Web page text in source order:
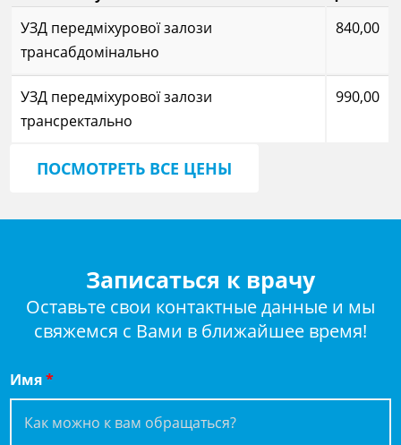
УЗД передміхурової залози
трансабдомінально
840,00
УЗД передміхурової залози
трансректально
990,00
ПОСМОТРЕТЬ ВСЕ ЦЕНЫ
Записаться к врачу
Оставьте свои контактные данные и мы
свяжемся с Вами в ближайшее время!
Имя*